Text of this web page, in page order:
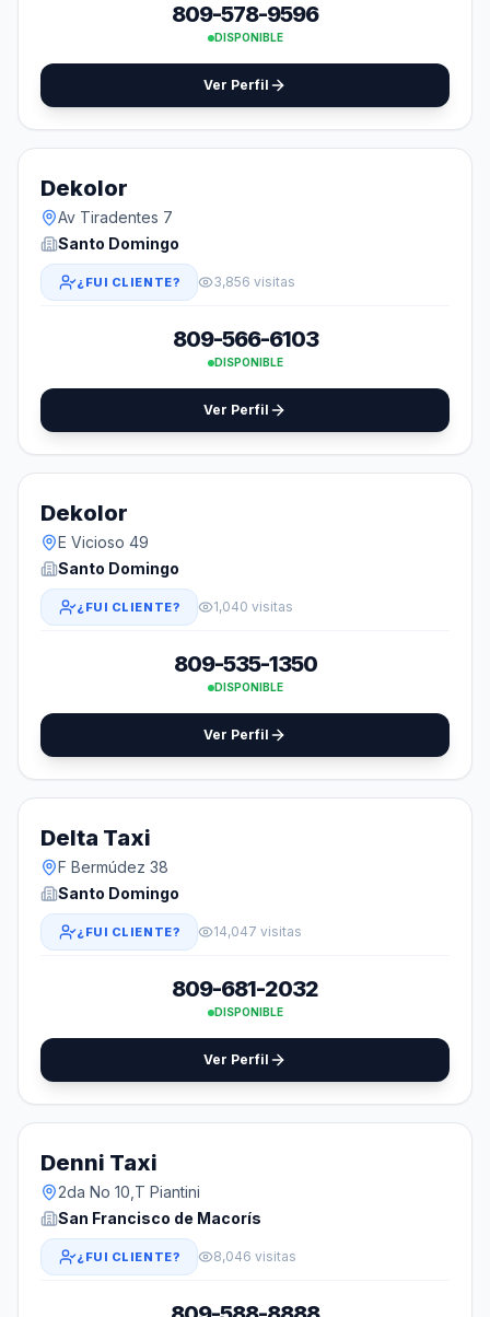
809-578-9596
DISPONIBLE
Ver Perfil
Dekolor
Av Tiradentes 7
Santo Domingo
¿FUI CLIENTE? 3,856 visitas
809-566-6103
DISPONIBLE
Ver Perfil
Dekolor
E Vicioso 49
Santo Domingo
¿FUI CLIENTE? 1,040 visitas
809-535-1350
DISPONIBLE
Ver Perfil
Delta Taxi
F Bermúdez 38
Santo Domingo
¿FUI CLIENTE? 14,047 visitas
809-681-2032
DISPONIBLE
Ver Perfil
Denni Taxi
2da No 10,T Piantini
San Francisco de Macorís
¿FUI CLIENTE? 8,046 visitas